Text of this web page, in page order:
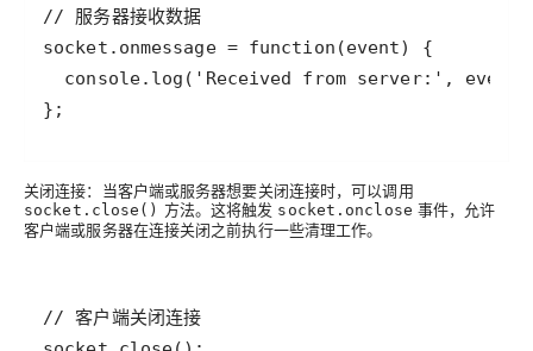
关闭连接：当客户端或服务器想要关闭连接时，可以调用
socket.close() 方法。这将触发 socket.onclose 事件，允许
客户端或服务器在连接关闭之前执行一些清理工作。